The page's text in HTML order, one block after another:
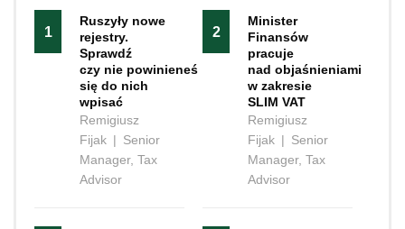
1
Ruszyły nowe
rejestry.
Sprawdź
czy nie powinieneś
się do nich
wpisać
Remigiusz
Fijak | Senior
Manager, Tax
Advisor
2
Minister
Finansów
pracuje
nad objaśnieniami
w zakresie
SLIM VAT
Remigiusz
Fijak | Senior
Manager, Tax
Advisor